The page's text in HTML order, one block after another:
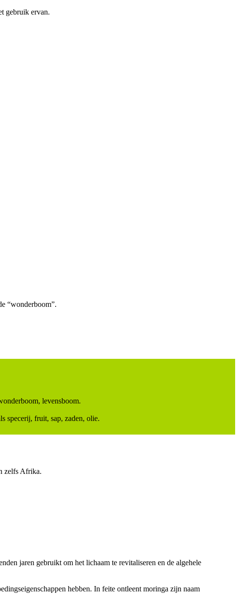
gebruik ervan.
“wonderboom”.
levensboom.
specerij, fruit, sap, zaden, olie.
zelfs Afrika.
jaren gebruikt om het lichaam te revitaliseren en de algehele
hebben. In feite ontleent moringa zijn naam